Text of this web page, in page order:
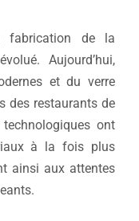
fabrication de la
Aujourd’hui,
et du verre
des restaurants de
ont
à la fois plus
ainsi aux attentes